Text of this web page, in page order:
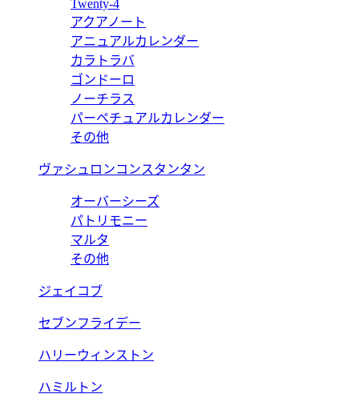
Twenty-4
アクアノート
アニュアルカレンダー
カラトラバ
ゴンドーロ
ノーチラス
パーペチュアルカレンダー
その他
ヴァシュロンコンスタンタン
オーバーシーズ
パトリモニー
マルタ
その他
ジェイコブ
セブンフライデー
ハリーウィンストン
ハミルトン